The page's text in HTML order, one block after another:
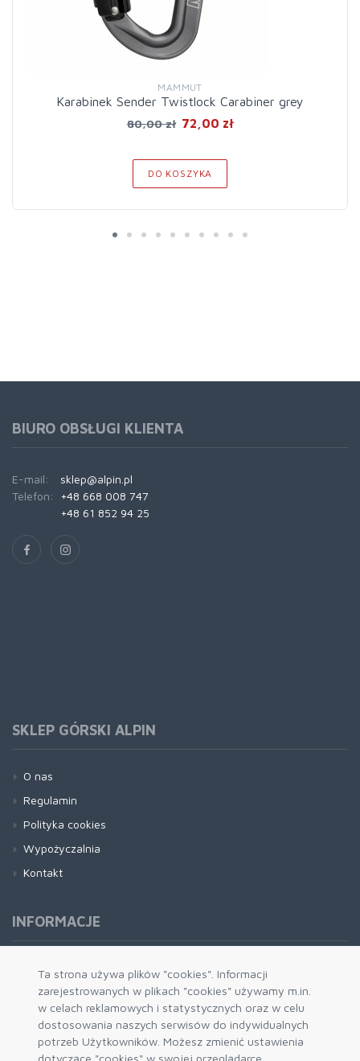
Ta strona używa plików "cookies". Informacji
zarejestrowanych w plikach "cookies" używamy m.in.
w celach reklamowych i statystycznych oraz w celu
dostosowania naszych serwisów do indywidualnych
potrzeb Użytkowników. Możesz zmienić ustawienia
dotyczące "cookies" w swojej przeglądarce
MAMMUT
Karabinek Sender Twistlock Carabiner grey
80,00 zł 72,00 zł
DO KOSZYKA
BIURO OBSŁUGI KLIENTA
E-mail:
sklep@alpin.pl
Telefon:
+48 668 008 747
+48 61 852 94 25
SKLEP GÓRSKI ALPIN
O nas
Regulamin
Polityka cookies
Wypożyczalnia
Kontakt
INFORMACJE
Formy płatności
Dostawa i wysyłka
Zwrot i wymiana
System rabatowy